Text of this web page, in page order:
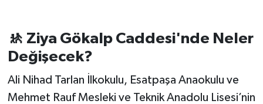
🚸 Ziya Gökalp Caddesi'nde Neler
Değişecek?
Ali Nihad Tarlan İlkokulu, Esatpaşa Anaokulu ve
Mehmet Rauf Mesleki ve Teknik Anadolu Lisesi’nin